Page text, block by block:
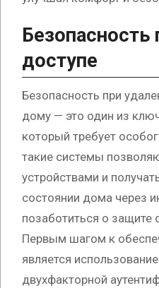
Безопасность
доступе
Безопасность при
дому — это один из
который требует
такие системы
устройствами и
состоянии дома через
позаботиться о защите
Первым шагом к
является
двухфакторной